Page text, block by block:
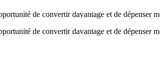
de convertir davantage et de dépenser
de convertir davantage et de dépenser